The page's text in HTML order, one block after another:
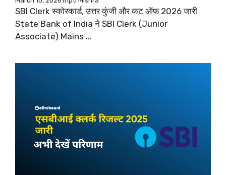
SBI Clerk स्कोरकार्ड, उत्तर कुंजी और कट ऑफ 2026 जारी
State Bank of India ने SBI Clerk (Junior
Associate) Mains ...